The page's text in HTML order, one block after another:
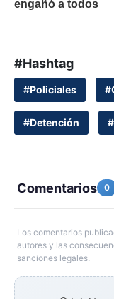
#Hashtag
#Policiales
#Detención
Comentarios 0
Los comentarios
autores y las
sanciones legales.